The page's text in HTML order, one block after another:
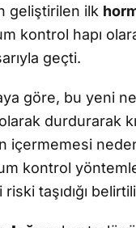
geliştirilen ilk
kontrol hapı
geçti.
göre, bu yeni
durdurarak
içermemesi
kontrol
taşıdığı